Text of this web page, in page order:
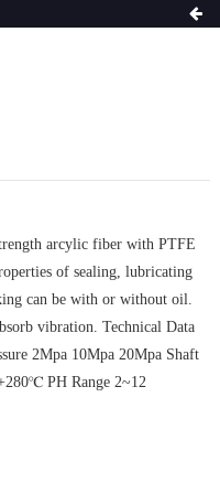
arcylic fiber with PTFE
of sealing, lubricating
can be with or without oil.
vibration. Technical Data
2Mpa 10Mpa 20Mpa Shaft
PH Range 2~12